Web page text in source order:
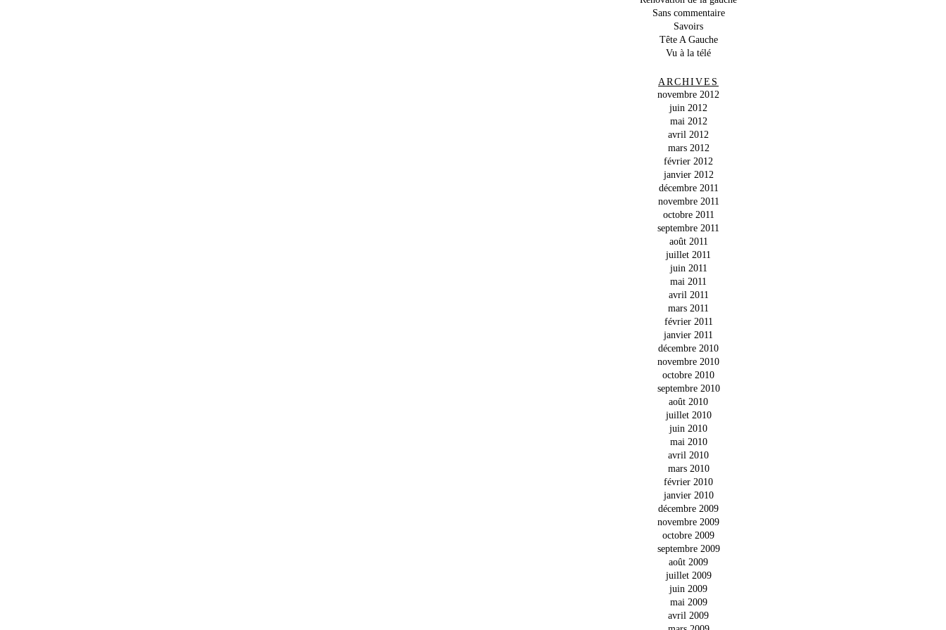
Sans commentaire
Savoirs
Tête A Gauche
Vu à la télé
ARCHIVES
novembre 2012
juin 2012
mai 2012
avril 2012
mars 2012
février 2012
janvier 2012
décembre 2011
novembre 2011
octobre 2011
septembre 2011
août 2011
juillet 2011
juin 2011
mai 2011
avril 2011
mars 2011
février 2011
janvier 2011
décembre 2010
novembre 2010
octobre 2010
septembre 2010
août 2010
juillet 2010
juin 2010
mai 2010
avril 2010
mars 2010
février 2010
janvier 2010
décembre 2009
novembre 2009
octobre 2009
septembre 2009
août 2009
juillet 2009
juin 2009
mai 2009
avril 2009